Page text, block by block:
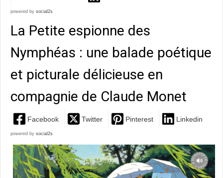
powered by social2s
La Petite espionne des
Nymphéas : une balade poétique
et picturale délicieuse en
compagnie de Claude Monet
Facebook Twitter Pinterest Linkedin
powered by social2s